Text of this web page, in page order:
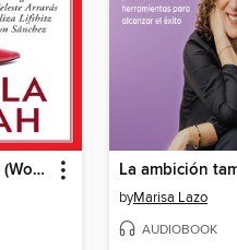
El poder de la mujer (Woman Power)
byMarisa Lazo
AUDIOBOOK